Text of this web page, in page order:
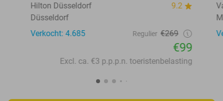
Hilton Düsseldorf
9.2
Düsseldorf
Verkocht: 4.685
Regulier €269
€99
Excl. ca. €3 p.p.p.n. toeristenbelasting